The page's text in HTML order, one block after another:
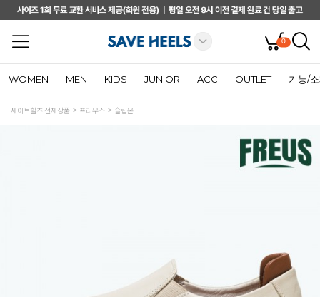
0
WOMEN MEN KIDS JUNIOR ACC OUTLET 기능/
세이브힐즈 전체상품 프리우스 슬립온